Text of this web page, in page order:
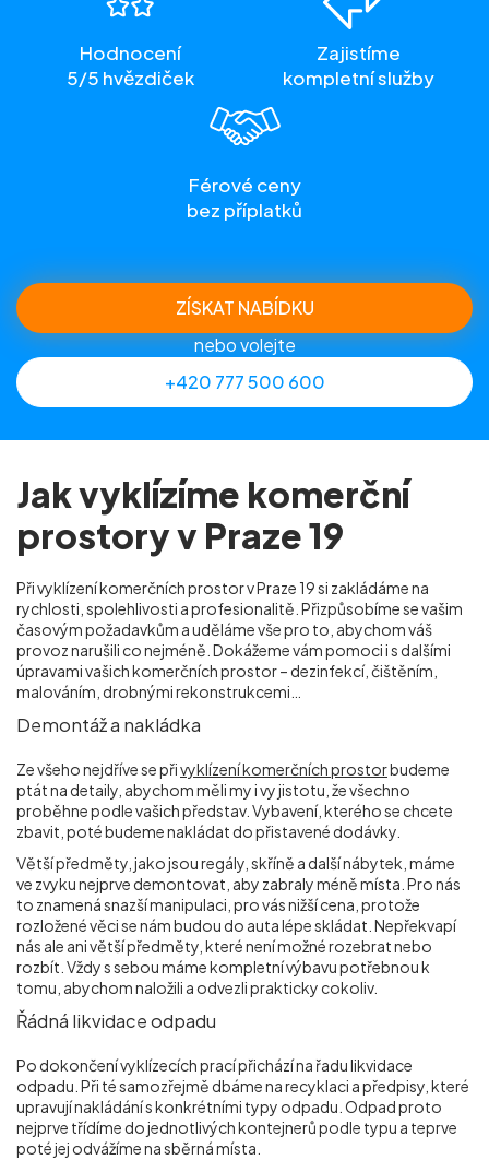
Hodnocení
5/5 hvězdiček
Zajistíme
kompletní služby
Férové ceny
bez příplatků
ZÍSKAT NABÍDKU
nebo volejte
+420 777 500 600
Jak vyklízíme komerční
prostory v Praze 19
Při vyklízení komerčních prostor v Praze 19 si zakládáme na
rychlosti, spolehlivosti a profesionalitě. Přizpůsobíme se vašim
časovým požadavkům a uděláme vše pro to, abychom váš
provoz narušili co nejméně. Dokážeme vám pomoci i s dalšími
úpravami vašich komerčních prostor – dezinfekcí, čištěním,
malováním, drobnými rekonstrukcemi…
Demontáž a nakládka
Ze všeho nejdříve se přivyklízení komerčních prostorbudeme
ptát na detaily, abychom měli my i vy jistotu, že všechno
proběhne podle vašich představ. Vybavení, kterého se chcete
zbavit, poté budeme nakládat do přistavené dodávky.
Větší předměty, jako jsou regály, skříně a další nábytek, máme
ve zvyku nejprve demontovat, aby zabraly méně místa. Pro nás
to znamená snazší manipulaci, pro vás nižší cena, protože
rozložené věci se nám budou do auta lépe skládat. Nepřekvapí
nás ale ani větší předměty, které není možné rozebrat nebo
rozbít. Vždy s sebou máme kompletní výbavu potřebnou k
tomu, abychom naložili a odvezli prakticky cokoliv.
Řádná likvidace odpadu
Po dokončení vyklízecích prací přichází na řadu likvidace
odpadu. Při té samozřejmě dbáme na recyklaci a předpisy, které
upravují nakládání s konkrétními typy odpadu. Odpad proto
nejprve třídíme do jednotlivých kontejnerů podle typu a teprve
poté jej odvážíme na sběrná místa.